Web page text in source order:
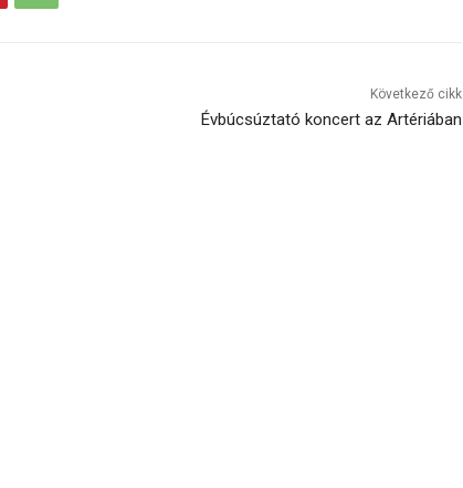
Következő cikk
Évbúcsúztató koncert az Artériában